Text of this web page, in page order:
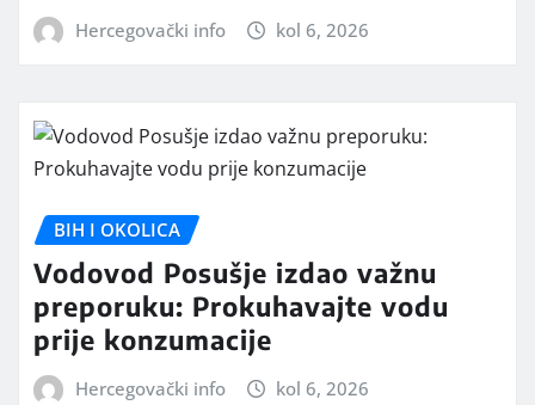
Hercegovački info kol 6, 2026
BIH I OKOLICA
Vodovod Posušje izdao važnu
preporuku: Prokuhavajte vodu
prije konzumacije
Hercegovački info kol 6, 2026